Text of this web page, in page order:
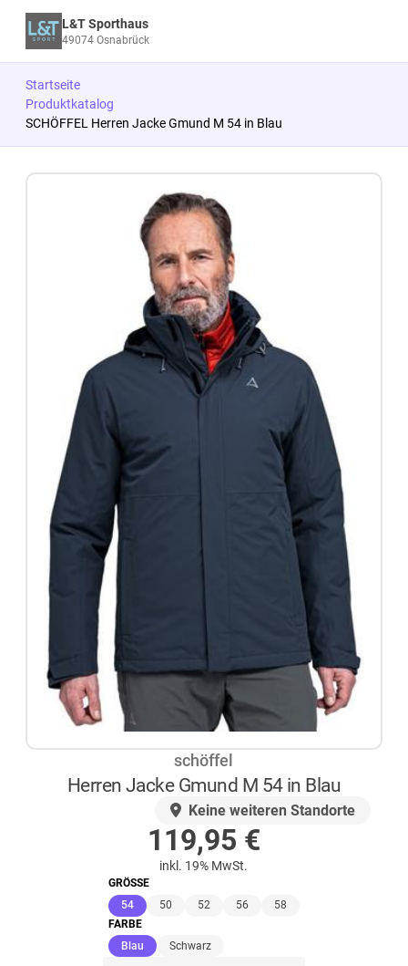
L&T Sporthaus
49074 Osnabrück
Startseite
Produktkatalog
SCHÖFFEL Herren Jacke Gmund M 54 in Blau
schöffel
Herren Jacke Gmund M 54 in Blau
Keine weiteren Standorte
119,95 €
inkl. 19% MwSt.
GRÖSSE
54(ausgewählt)
50 52 56
58
FARBE
Blau(ausgewählt)
Schwarz